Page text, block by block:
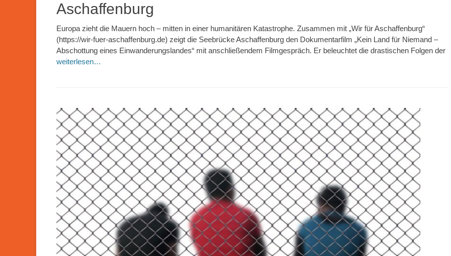
Aschaffenburg
Europa zieht die Mauern hoch – mitten in einer humanitären Katastrophe. Zusammen mit „Wir für Aschaffenburg“
(https://wir-fuer-aschaffenburg.de) zeigt die Seebrücke Aschaffenburg den Dokumentarfilm „Kein Land für Niemand –
Abschottung eines Einwanderungslandes“ mit anschließendem Filmgespräch. Er beleuchtet die drastischen Folgen der
weiterlesen…